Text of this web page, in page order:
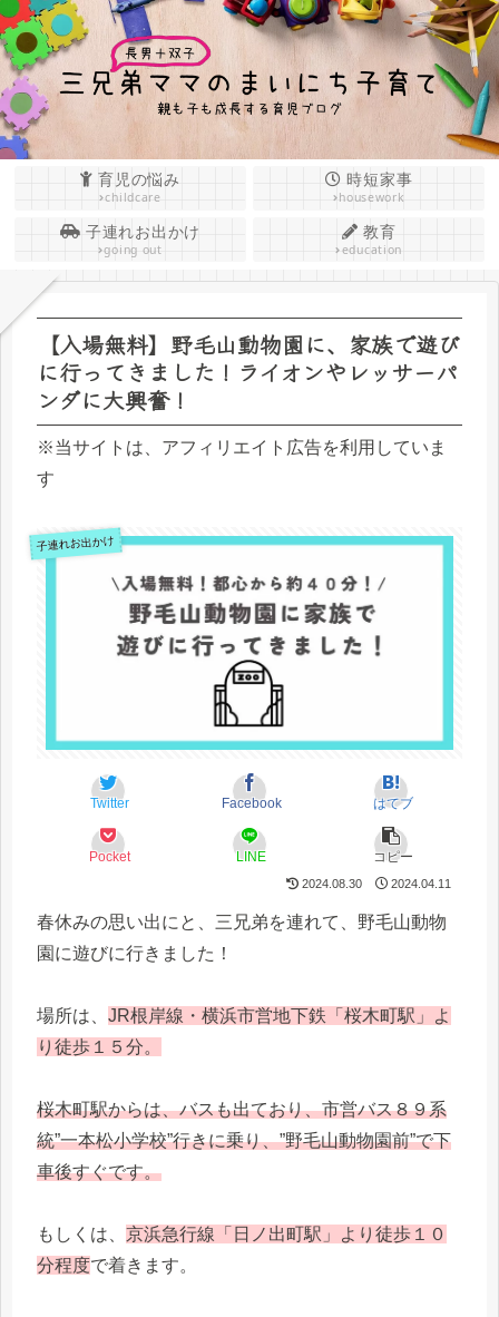
育児の悩み
childcare
時短家事
housework
子連れお出かけ
going out
教育
education
【入場無料】野毛山動物園に、家族で遊び
に行ってきました！ライオンやレッサーパ
ンダに大興奮！
※当サイトは、アフィリエイト広告を利用していま
す
子連れお出かけ
Twitter Facebook はてブ
Pocket LINE コピー
2024.08.30 2024.04.11
春休みの思い出にと、三兄弟を連れて、野毛山動物
園に遊びに行きました！
場所は、 JR根岸線・横浜市営地下鉄「桜木町駅」よ
り徒歩１５分。
桜木町駅からは、バスも出ており、市営バス８９系
統”一本松小学校”行きに乗り、”野毛山動物園前”で下
車後すぐです。
もしくは、 京浜急行線「日ノ出町駅」より徒歩１０
分程度で着きます。